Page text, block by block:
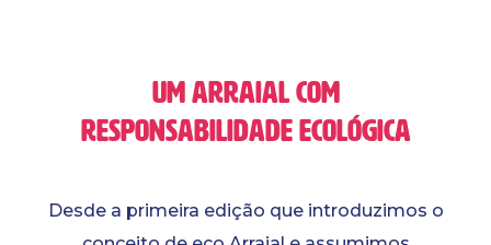
Um arraial com
responsabilidade ecológica​
Desde a primeira edição que introduzimos o